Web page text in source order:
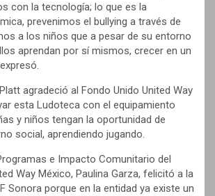
con la tecnología; lo que es la
prevenimos el bullying a través de
a los niños que a pesar de su entorno
aprendan por sí mismos, crecer en un
agradeció al Fondo Unido United Way
esta Ludoteca con el equipamiento
y niños tengan la oportunidad de
social, aprendiendo jugando.
e Impacto Comunitario del
Way México, Paulina Garza, felicitó a la
Sonora porque en la entidad ya existe un